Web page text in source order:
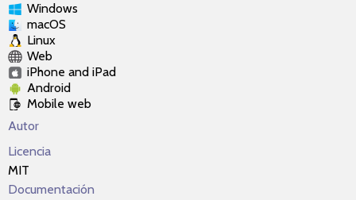
Windows
macOS
Linux
Web
iPhone and iPad
Android
Mobile web
Autor
Licencia
MIT
Documentación